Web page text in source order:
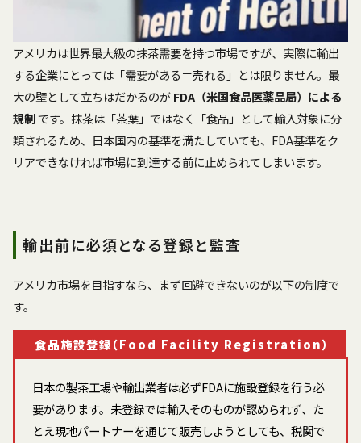
アメリカは世界最大級の抹茶需要を持つ市場ですが、実際に輸出
する企業にとっては「需要がある＝売れる」とは限りません。最
大の壁として立ちはだかるのがFDA（米国食品医薬品局）による
規制です。抹茶は「茶葉」ではなく「食品」として輸入対象に分
類されるため、日本国内の基準を満たしていても、FDA基準をク
リアできなければ市場に到達する前に止められてしまいます。
輸出前に必須となる登録と監査
アメリカ市場を目指すなら、まず回避できないのが以下の制度で
す。
食品施設登録（Food Facility Registration）
日本の製茶工場や輸出業者は必ずFDAに施設登録を行う必
要があります。未登録では輸入そのものが認められず、た
とえ現地パートナーを通じて販売しようとしても、税関で